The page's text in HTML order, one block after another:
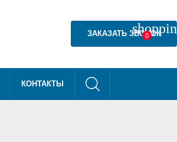
ЗАКАЗАТЬ ЗВОНОК
КОНТАКТЫ
0